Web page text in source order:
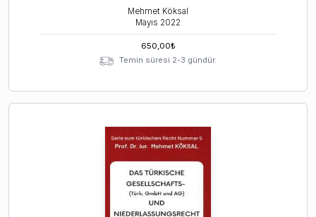
Mehmet Köksal
Mayıs 2022
650,00₺
Temin süresi 2-3 gündür.